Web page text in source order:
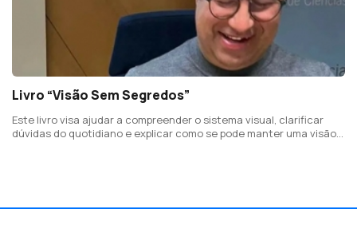
Livro “Visão Sem Segredos”
Este livro visa ajudar a compreender o sistema visual, clarificar
dúvidas do quotidiano e explicar como se pode manter uma visão